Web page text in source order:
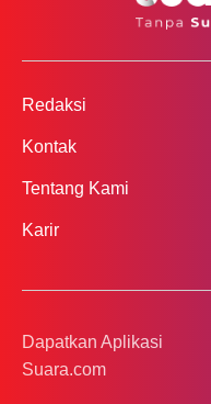
Redaksi
Kontak
Tentang Kami
Karir
Dapatkan Aplikasi
Suara.com